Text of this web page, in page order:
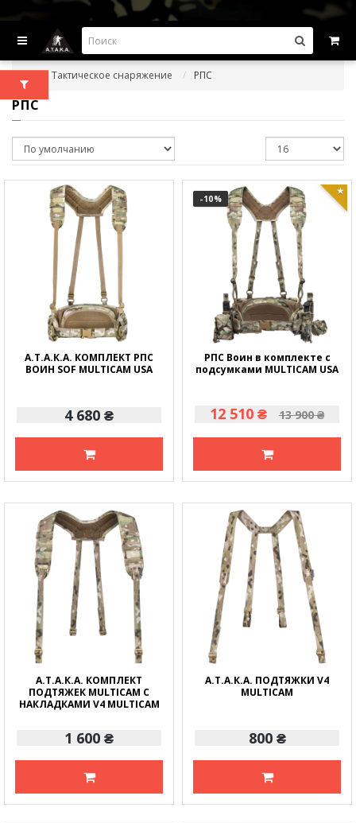
ВЫГОДНЫЕ ПРЕДЛОЖЕНИЯ — СКИДКИ ДО -45%
Тактическое снаряжение РПС
РПС
А.Т.А.К.А. КОМПЛЕКТ РПС
ВОИН SOF MULTICAM USA
4 680 ₴
-10%
РПС Воин в комплекте с
подсумками MULTICAM USA
12 510 ₴ 13 900 ₴
А.Т.А.К.А. КОМПЛЕКТ
ПОДТЯЖЕК MULTICAM С
НАКЛАДКАМИ V4 MULTICAM
1 600 ₴
А.Т.А.К.А. ПОДТЯЖКИ V4
MULTICAM
800 ₴